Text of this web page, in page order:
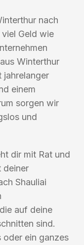
nach
Geld wie
Winterthur
jahrelanger
einem
sorgen wir
und
dir mit Rat und
deiner
Shauliai
auf deine
sind.
oder ein ganzes